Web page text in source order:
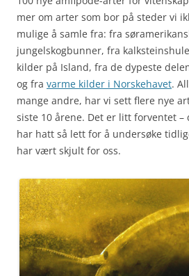
mer om arter som bor på steder vi
mulige å samle fra: fra
jungelskogbunner, fra
kilder på Island, fra de dypeste
og fra varme kilder i Norskehavet.
mange andre, har vi sett flere nye
siste 10 årene. Det er litt forventet –
har hatt så lett for å undersøke
har vært skjult for oss.